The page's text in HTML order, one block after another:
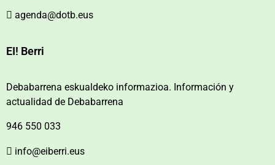
agenda@dotb.eus
EI! Berri
Debabarrena eskualdeko informazioa. Información y
actualidad de Debabarrena
946 550 033
info@eiberri.eus